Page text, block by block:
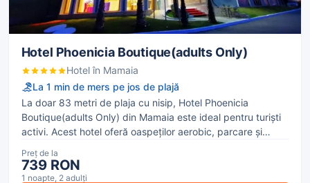
Hotel Phoenicia Boutique(adults Only)
Hotel în Mamaia
La 1 min de mers pe jos de plajă
La doar 83 metri de plaja cu nisip, Hotel Phoenicia
Boutique(adults Only) din Mamaia este ideal pentru turiști
activi. Acest hotel oferă oaspeților aerobic, parcare și
WiFi în toate zonele publice ale proprietății, sunt posibile
taxe suplimentare.
Preț de la
739 RON
1 noapte, 2 adulți